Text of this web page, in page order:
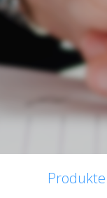
Produkte